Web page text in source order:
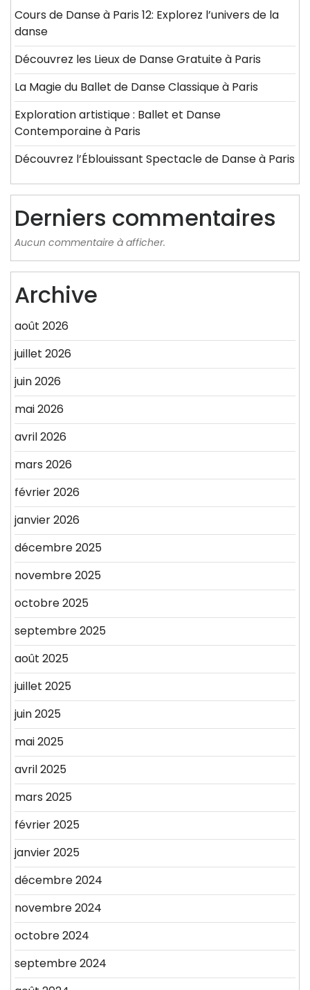
Cours de Danse à Paris 12: Explorez l’univers de la
danse
Découvrez les Lieux de Danse Gratuite à Paris
La Magie du Ballet de Danse Classique à Paris
Exploration artistique : Ballet et Danse
Contemporaine à Paris
Découvrez l’Éblouissant Spectacle de Danse à Paris
Derniers commentaires
Aucun commentaire à afficher.
Archive
août 2026
juillet 2026
juin 2026
mai 2026
avril 2026
mars 2026
février 2026
janvier 2026
décembre 2025
novembre 2025
octobre 2025
septembre 2025
août 2025
juillet 2025
juin 2025
mai 2025
avril 2025
mars 2025
février 2025
janvier 2025
décembre 2024
novembre 2024
octobre 2024
septembre 2024